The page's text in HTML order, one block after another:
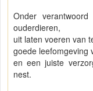
Onder
ouderdieren,
uit laten voeren van
goede leefomgeving
en een juiste
nest.